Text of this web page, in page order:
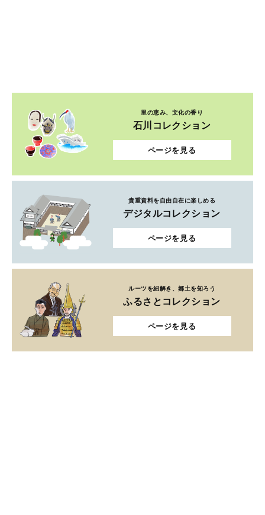
里の恵み、文化の香り
石川コレクション
ページを見る
貴重資料を自由自在に楽しめる
デジタルコレクション
ページを見る
ルーツを紐解き、郷土を知ろう
ふるさとコレクション
ページを見る